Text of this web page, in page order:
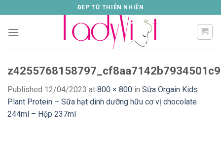
to
content
ĐEP TỪ THIÊN NHIÊN
Published 12/04/2023 at 800 × 800 in Sữa Orgain Kids
Plant Protein – Sữa hạt dinh dưỡng hữu cơ vị chocolate
244ml – Hộp 237ml